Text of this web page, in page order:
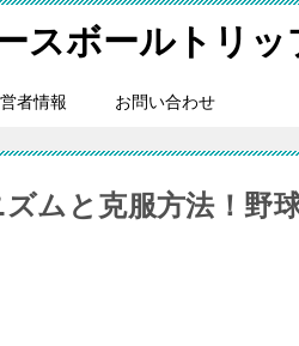
スボールトリッ
者情報 お問い合わせ
ムと克服方法！野